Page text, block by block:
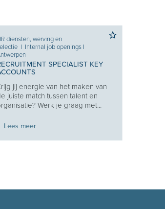
diensten, werving en
I Internal job openings I
SPECIALIST KEY
jij energie van het maken van
juiste match tussen talent en
Werk je graag met...
Lees meer